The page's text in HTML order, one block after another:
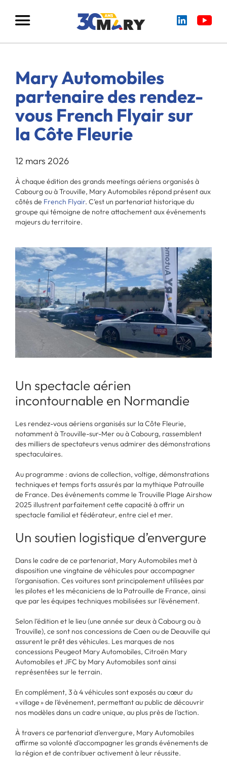
Mary Automobiles
partenaire des rendez-
vous French Flyair sur
la Côte Fleurie
12 mars 2026
À chaque édition des grands meetings aériens organisés à
Cabourg ou à Trouville, Mary Automobiles répond présent aux
côtés de French Flyair. C’est un partenariat historique du
groupe qui témoigne de notre attachement aux événements
majeurs du territoire.
Un spectacle aérien
incontournable en Normandie
Les rendez-vous aériens organisés sur la Côte Fleurie,
notamment à Trouville-sur-Mer ou à Cabourg, rassemblent
des milliers de spectateurs venus admirer des démonstrations
spectaculaires.
Au programme : avions de collection, voltige, démonstrations
techniques et temps forts assurés par la mythique Patrouille
de France. Des événements comme le Trouville Plage Airshow
2025 illustrent parfaitement cette capacité à offrir un
spectacle familial et fédérateur, entre ciel et mer.
Un soutien logistique d’envergure
Dans le cadre de ce partenariat, Mary Automobiles met à
disposition une vingtaine de véhicules pour accompagner
l’organisation. Ces voitures sont principalement utilisées par
les pilotes et les mécaniciens de la Patrouille de France, ainsi
que par les équipes techniques mobilisées sur l’événement.
Selon l’édition et le lieu (une année sur deux à Cabourg ou à
Trouville), ce sont nos concessions de Caen ou de Deauville qui
assurent le prêt des véhicules. Les marques de nos
concessions Peugeot Mary Automobiles, Citroën Mary
Automobiles et JFC by Mary Automobiles sont ainsi
représentées sur le terrain.
En complément, 3 à 4 véhicules sont exposés au cœur du
« village » de l’événement, permettant au public de découvrir
nos modèles dans un cadre unique, au plus près de l’action.
À travers ce partenariat d’envergure, Mary Automobiles
affirme sa volonté d’accompagner les grands événements de
la région et de contribuer activement à leur réussite.